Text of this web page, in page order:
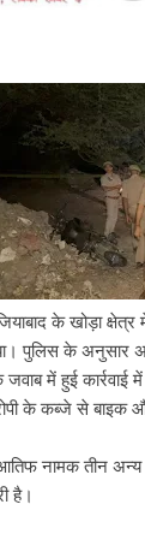
के खोड़ा
पुलिस के
में हुई
के कब्जे से बाइक
नामक तीन अन्य
है।